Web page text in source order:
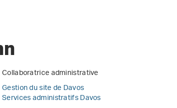
Collaboratrice administrative
Gestion du site de Davos
Services administratifs Davos